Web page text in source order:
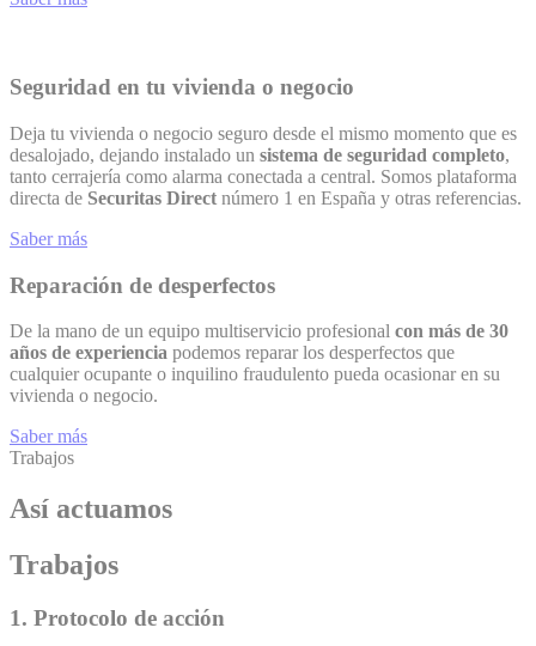
Seguridad en tu vivienda o negocio
Deja tu vivienda o negocio seguro desde el mismo momento que es
desalojado, dejando instalado un sistema de seguridad completo,
tanto cerrajería como alarma conectada a central. Somos plataforma
directa de Securitas Direct número 1 en España y otras referencias.
Saber más
Reparación de desperfectos
De la mano de un equipo multiservicio profesional con más de 30
años de experiencia podemos reparar los desperfectos que
cualquier ocupante o inquilino fraudulento pueda ocasionar en su
vivienda o negocio.
Saber más
Trabajos
Así actuamos
Trabajos
1. Protocolo de acción